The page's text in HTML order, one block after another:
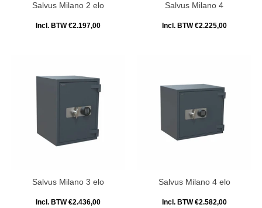
Salvus Milano 2 elo
Incl. BTW €2.197,00
Salvus Milano 4
Incl. BTW €2.225,00
Salvus Milano 3 elo
Incl. BTW €2.436,00
Salvus Milano 4 elo
Incl. BTW €2.582,00